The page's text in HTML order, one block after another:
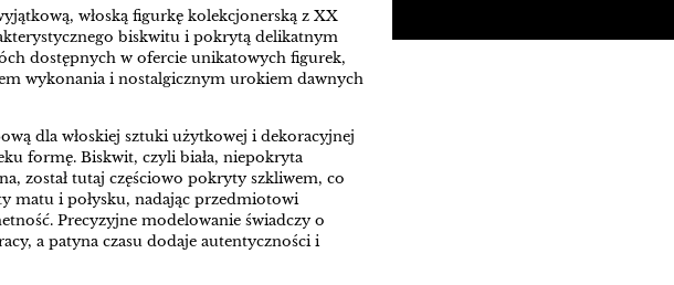
włoską figurkę kolekcjonerską z XX
biskwitu i pokrytą delikatnym
dostępnych w ofercie unikatowych figurek,
wykonania i nostalgicznym urokiem dawnych
dla włoskiej sztuki użytkowej i dekoracyjnej
formę. Biskwit, czyli biała, niepokryta
został tutaj częściowo pokryty szkliwem, co
matu i połysku, nadając przedmiotowi
Precyzyjne modelowanie świadczy o
a patyna czasu dodaje autentyczności i